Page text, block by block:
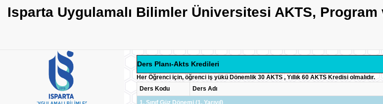
Isparta Uygulamalı Bilimler Üniversitesi AKTS,
Ders Planı-Akts Kredileri
Her Öğrenci için, öğrenci iş yükü Dönemlik 30 AKTS , Yıllık 60 AKTS Kredisi olmalıdır.
Ders Kodu
Ders Adı
1. Sınıf Güz Dönemi (1. Yarıyıl)